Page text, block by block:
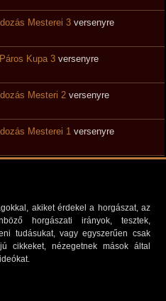
Mesterei 3 versenyre
Páros Kupa 3 versenyre
Mesteri 2 versenyre
Mesterei 1 versenyre
akiket érdekel a horgászat, az
horgászati irányok, tesztek,
tudásukat, vagy egyszerűen csak
cikkeket, nézegetnek mások által